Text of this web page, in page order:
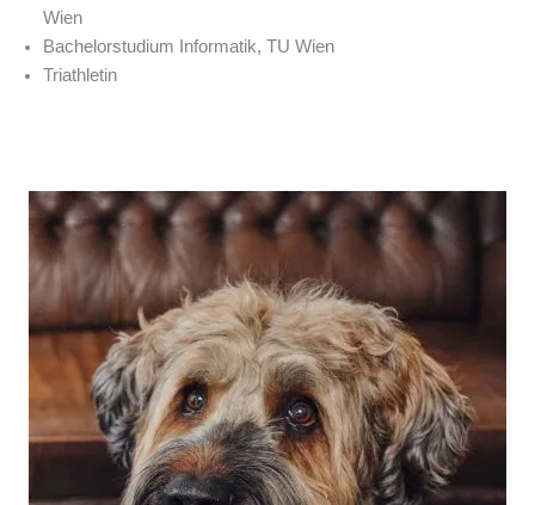
Wien
Bachelorstudium Informatik, TU Wien
Triathletin